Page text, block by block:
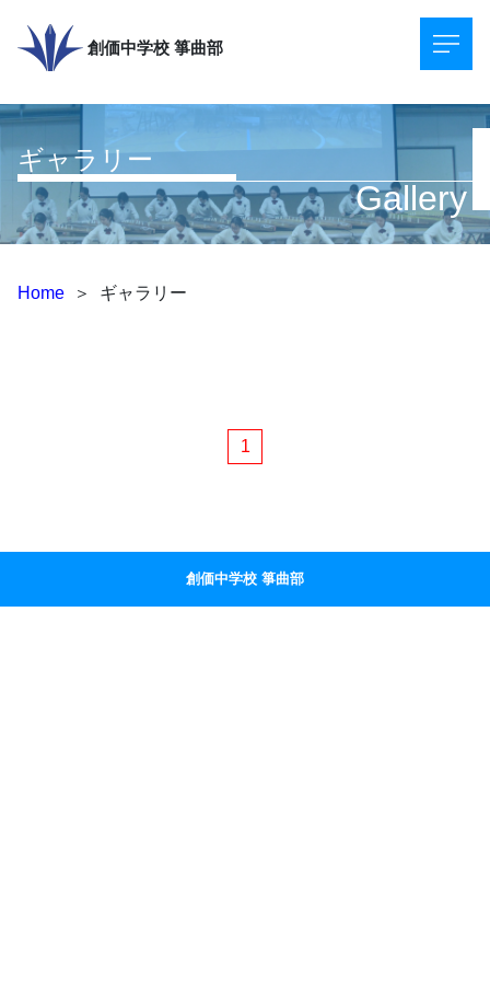
創価中学校 箏曲部
ギャラリー
Gallery
Home ＞ ギャラリー
1
創価中学校 箏曲部